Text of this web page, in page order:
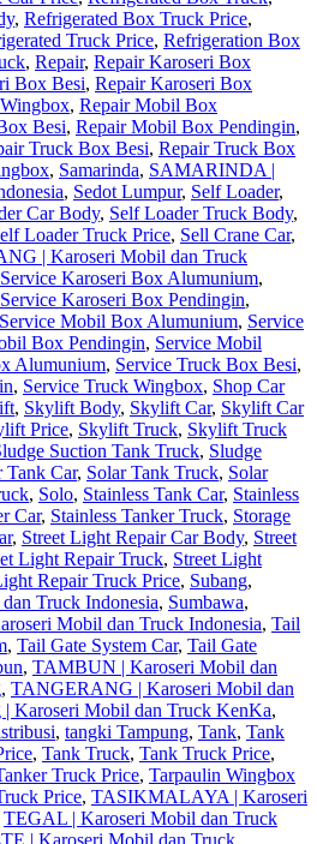
, Refrigerated Box Truck Price,
Truck Price, Refrigeration Box
, Repair, Repair Karoseri Box
Box Besi, Repair Karoseri Box
, Repair Mobil Box
Besi, Repair Mobil Box Pendingin,
Truck Box Besi, Repair Truck Box
, Samarinda, SAMARINDA |
, Sedot Lumpur, Self Loader,
Car Body, Self Loader Truck Body,
Loader Truck Price, Sell Crane Car,
| Karoseri Mobil dan Truck
Service Karoseri Box Alumunium,
Service Karoseri Box Pendingin,
Service Mobil Box Alumunium, Service
Box Pendingin, Service Mobil
Alumunium, Service Truck Box Besi,
, Service Truck Wingbox, Shop Car
, Skylift Body, Skylift Car, Skylift Car
Price, Skylift Truck, Skylift Truck
Suction Tank Truck, Sludge
Tank Car, Solar Tank Truck, Solar
, Solo, Stainless Tank Car, Stainless
Car, Stainless Tanker Truck, Storage
, Street Light Repair Car Body, Street
Light Repair Truck, Street Light
Repair Truck Price, Subang,
Truck Indonesia, Sumbawa,
Mobil dan Truck Indonesia, Tail
, Tail Gate System Car, Tail Gate
, TAMBUN | Karoseri Mobil dan
, TANGERANG | Karoseri Mobil dan
| Karoseri Mobil dan Truck KenKa,
, tangki Tampung, Tank, Tank
, Tank Truck, Tank Truck Price,
Truck Price, Tarpaulin Wingbox
Price, TASIKMALAYA | Karoseri
TEGAL | Karoseri Mobil dan Truck
| Karoseri Mobil dan Truck